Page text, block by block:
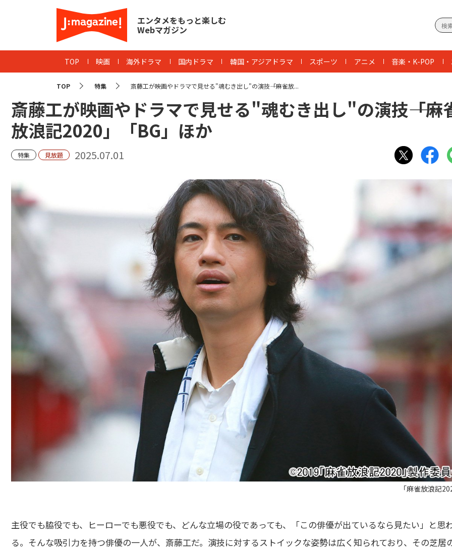
エンタメをもっと楽しむ
Webマガジン
TOP 映画 海外ドラマ 国内ドラマ 韓国・アジアドラマ スポーツ アニメ 音楽・K-POP
TOP 特集 斎藤工が映画やドラマで見せる"魂むき出し"の演技――「麻雀放...
斎藤工が映画やドラマで見せる"魂むき出し"の演技――「麻
放浪記2020」「BG」ほか
特集 見放題 2025.07.01
「麻雀放浪記
主役でも脇役でも、ヒーローでも悪役でも、どんな立場の役であっても、「この俳優が出ているなら見たい」と思
る。そんな吸引力を持つ俳優の一人が、斎藤工だ。演技に対するストイックな姿勢は広く知られており、その芝居